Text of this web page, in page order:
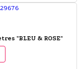
"BLEU & ROSE"